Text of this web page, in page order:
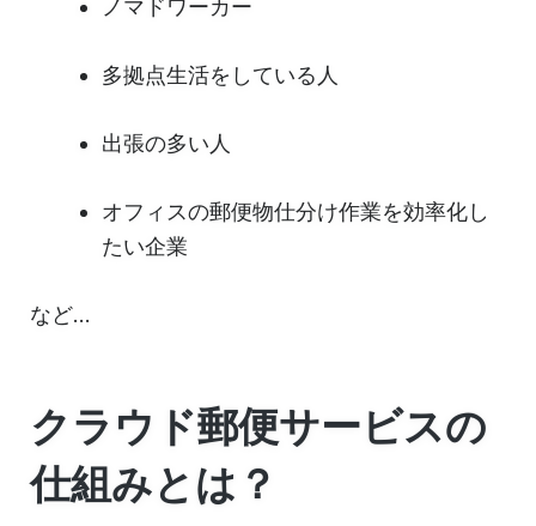
ノマドワーカー
多拠点生活をしている人
出張の多い人
オフィスの郵便物仕分け作業を効率化し
たい企業
など...
クラウド郵便サービスの
仕組みとは？